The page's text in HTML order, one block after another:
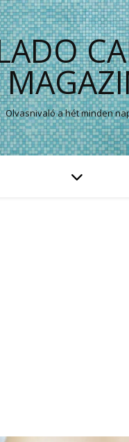
Olvasnivaló a hét minden